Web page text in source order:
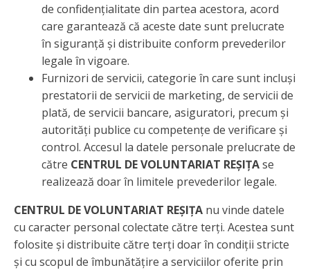
de confidențialitate din partea acestora, acord
care garantează că aceste date sunt prelucrate
în siguranță și distribuite conform prevederilor
legale în vigoare.
Furnizori de servicii, categorie în care sunt incluși
prestatorii de servicii de marketing, de servicii de
plată, de servicii bancare, asiguratori, precum și
autorități publice cu competențe de verificare și
control. Accesul la datele personale prelucrate de
către CENTRUL DE VOLUNTARIAT REȘIȚAse
realizează doar în limitele prevederilor legale.
CENTRUL DE VOLUNTARIAT REȘIȚA nu vinde datele
cu caracter personal colectate către terți. Acestea sunt
folosite și distribuite către terți doar în condiții stricte
și cu scopul de îmbunătățire a serviciilor oferite prin